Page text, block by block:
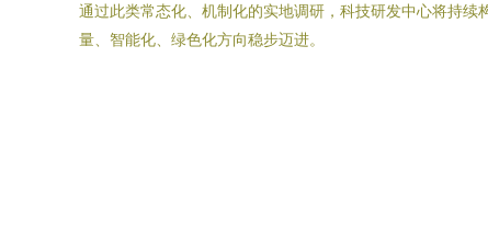
通过此类常态化、机制化的实地调研，科技研发中心将持
量、智能化、绿色化方向稳步迈进。